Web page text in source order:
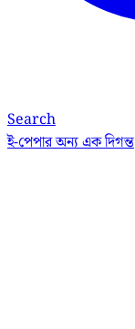
Search
ই-পেপারঅন্য এক দিগন্ত